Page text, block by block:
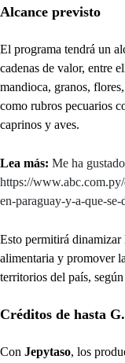
Alcance previsto
El programa tendrá un
cadenas de valor, entre
mandioca, granos,
como rubros pecuarios
caprinos y aves.
Lea más: Me ha
https://
en-paraguay-y-a-que-
Esto permitirá dinamizar
alimentaria y promover
territorios del país,
Créditos de hasta
Con Jepytaso, los